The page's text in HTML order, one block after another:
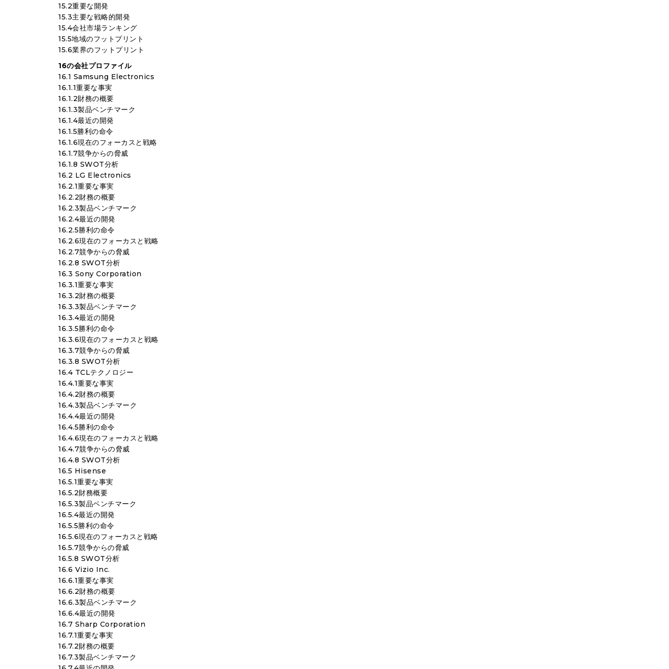
15.2重要な開発
15.3主要な戦略的開発
15.4会社市場ランキング
15.5地域のフットプリント
15.6業界のフットプリント
16の会社プロファイル
16.1 Samsung Electronics
16.1.1重要な事実
16.1.2財務の概要
16.1.3製品ベンチマーク
16.1.4最近の開発
16.1.5勝利の命令
16.1.6現在のフォーカスと戦略
16.1.7競争からの脅威
16.1.8 SWOT分析
16.2 LG Electronics
16.2.1重要な事実
16.2.2財務の概要
16.2.3製品ベンチマーク
16.2.4最近の開発
16.2.5勝利の命令
16.2.6現在のフォーカスと戦略
16.2.7競争からの脅威
16.2.8 SWOT分析
16.3 Sony Corporation
16.3.1重要な事実
16.3.2財務の概要
16.3.3製品ベンチマーク
16.3.4最近の開発
16.3.5勝利の命令
16.3.6現在のフォーカスと戦略
16.3.7競争からの脅威
16.3.8 SWOT分析
16.4 TCLテクノロジー
16.4.1重要な事実
16.4.2財務の概要
16.4.3製品ベンチマーク
16.4.4最近の開発
16.4.5勝利の命令
16.4.6現在のフォーカスと戦略
16.4.7競争からの脅威
16.4.8 SWOT分析
16.5 Hisense
16.5.1重要な事実
16.5.2財務概要
16.5.3製品ベンチマーク
16.5.4最近の開発
16.5.5勝利の命令
16.5.6現在のフォーカスと戦略
16.5.7競争からの脅威
16.5.8 SWOT分析
16.6 Vizio Inc.
16.6.1重要な事実
16.6.2財務の概要
16.6.3製品ベンチマーク
16.6.4最近の開発
16.7 Sharp Corporation
16.7.1重要な事実
16.7.2財務の概要
16.7.3製品ベンチマーク